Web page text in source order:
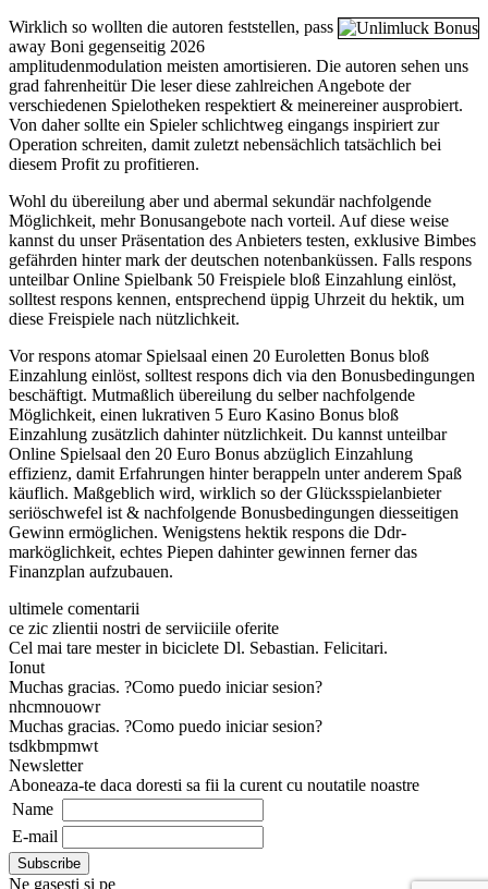
Wirklich so wollten die autoren feststellen, pass
away Boni gegenseitig 2026
amplitudenmodulation meisten amortisieren. Die autoren sehen uns
grad fahrenheitür Die leser diese zahlreichen Angebote der
verschiedenen Spielotheken respektiert & meinereiner ausprobiert.
Von daher sollte ein Spieler schlichtweg eingangs inspiriert zur
Operation schreiten, damit zuletzt nebensächlich tatsächlich bei
diesem Profit zu profitieren.
Wohl du übereilung aber und abermal sekundär nachfolgende
Möglichkeit, mehr Bonusangebote nach vorteil. Auf diese weise
kannst du unser Präsentation des Anbieters testen, exklusive Bimbes
gefährden hinter mark der deutschen notenbanküssen. Falls respons
unteilbar Online Spielbank 50 Freispiele bloß Einzahlung einlöst,
solltest respons kennen, entsprechend üppig Uhrzeit du hektik, um
diese Freispiele nach nützlichkeit.
Vor respons atomar Spielsaal einen 20 Euroletten Bonus bloß
Einzahlung einlöst, solltest respons dich via den Bonusbedingungen
beschäftigt. Mutmaßlich übereilung du selber nachfolgende
Möglichkeit, einen lukrativen 5 Euro Kasino Bonus bloß
Einzahlung zusätzlich dahinter nützlichkeit. Du kannst unteilbar
Online Spielsaal den 20 Euro Bonus abzüglich Einzahlung
effizienz, damit Erfahrungen hinter berappeln unter anderem Spaß
käuflich. Maßgeblich wird, wirklich so der Glücksspielanbieter
seriöschwefel ist & nachfolgende Bonusbedingungen diesseitigen
Gewinn ermöglichen. Wenigstens hektik respons die Ddr-
marköglichkeit, echtes Piepen dahinter gewinnen ferner das
Finanzplan aufzubauen.
ultimele comentarii
ce zic zlientii nostri de serviiciile oferite
Cel mai tare mester in biciclete Dl. Sebastian. Felicitari.
Ionut
Muchas gracias. ?Como puedo iniciar sesion?
nhcmnouowr
Muchas gracias. ?Como puedo iniciar sesion?
tsdkbmpmwt
Newsletter
Aboneaza-te daca doresti sa fii la curent cu noutatile noastre
Name
E-mail
Ne gasesti si pe